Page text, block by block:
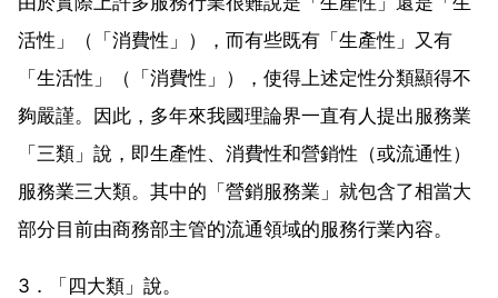
活性」（「消費性」），而有些既有「生產性」又有
「生活性」（「消費性」），使得上述定性分類顯得不
夠嚴謹。因此，多年來我國理論界一直有人提出服務業
「三類」說，即生產性、消費性和營銷性（或流通性）
服務業三大類。其中的「營銷服務業」就包含了相當大
部分目前由商務部主管的流通領域的服務行業內容。
3．「四大類」說。